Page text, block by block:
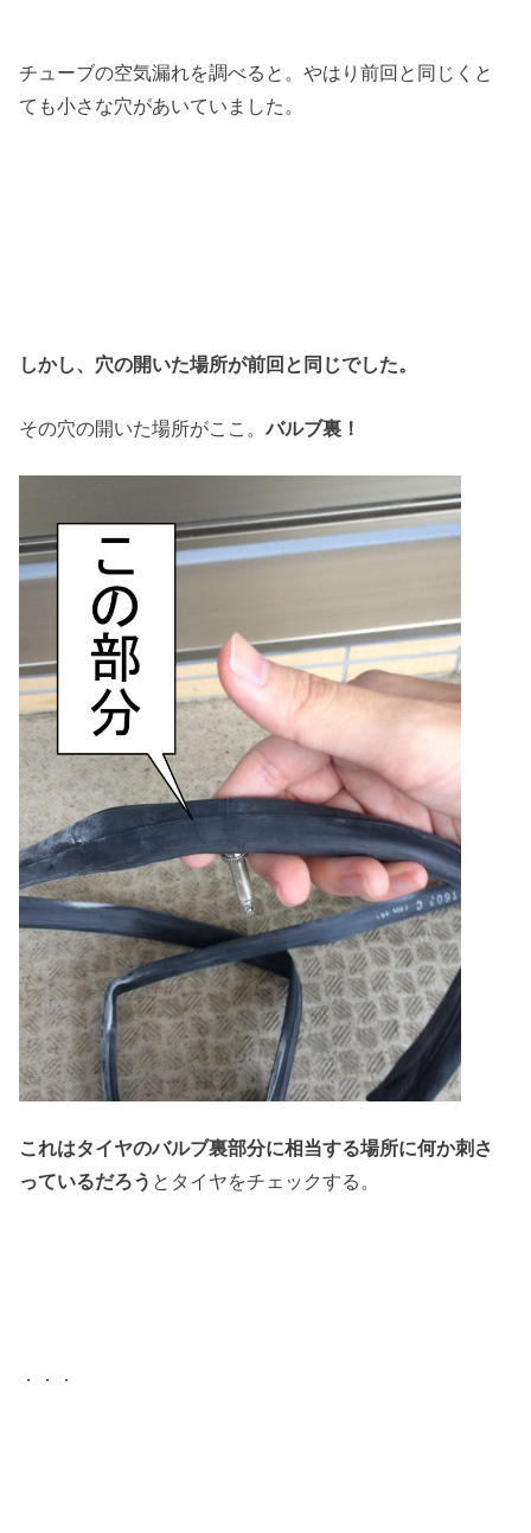
チューブの空気漏れを調べると。やはり前回と同じくと
ても小さな穴があいていました。
しかし、穴の開いた場所が前回と同じでした。
その穴の開いた場所がここ。バルブ裏！
これはタイヤのバルブ裏部分に相当する場所に何か刺さ
っているだろう とタイヤをチェックする。
．．．